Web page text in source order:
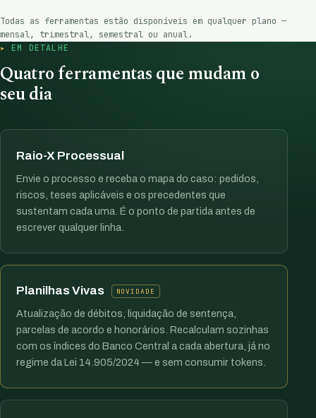
Todas as ferramentas estão disponíveis em qualquer plano —
mensal, trimestral, semestral ou anual.
EM DETALHE
Quatro ferramentas que mudam o
seu dia
Raio-X Processual
Envie o processo e receba o mapa do caso: pedidos,
riscos, teses aplicáveis e os precedentes que
sustentam cada uma. É o ponto de partida antes de
escrever qualquer linha.
Planilhas Vivas NOVIDADE
Atualização de débitos, liquidação de sentença,
parcelas de acordo e honorários. Recalculam sozinhas
com os índices do Banco Central a cada abertura, já no
regime da Lei 14.905/2024 — e sem consumir tokens.